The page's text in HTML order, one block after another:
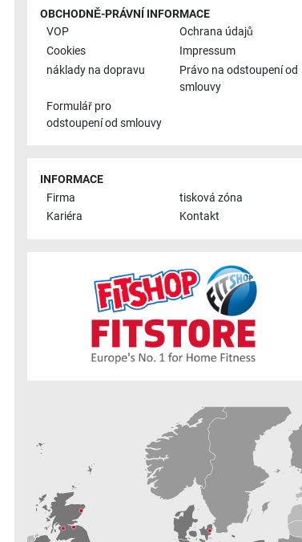
OBCHODNĚ-PRÁVNÍ INFORMACE
VOP
Ochrana údajů
Cookies
Impressum
náklady na dopravu
Právo na odstoupení od
smlouvy
Formulář pro
odstoupení od smlouvy
INFORMACE
Firma
tisková zóna
Kariéra
Kontakt